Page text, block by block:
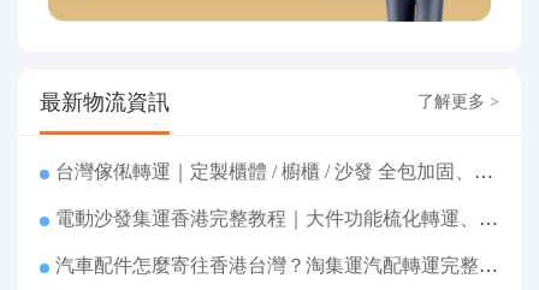
最新物流資訊 了解更多 >
台灣傢俬轉運｜定製櫃體 / 櫥櫃 / 沙發 全包加固、清關包税、送貨到府
電動沙發集運香港完整教程｜大件功能梳化轉運、打包清關上門派送
汽車配件怎麼寄往香港台灣？淘集運汽配轉運完整教程